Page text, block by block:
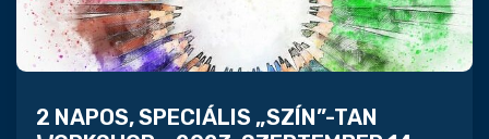
2 NAPOS, SPECIÁLIS „SZÍN”-TAN